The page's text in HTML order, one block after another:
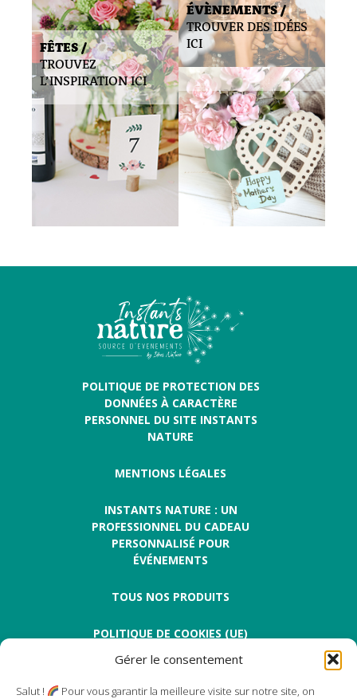
Gérer le consentement
Salut ! Pour vous garantir la meilleure visite sur notre site, on
ÉVÈNEMENTS /
TROUVER DES IDÉES
ICI
FÊTES /
TROUVEZ
L’INSPIRATION ICI
POLITIQUE DE PROTECTION DES
DONNÉES À CARACTÈRE
PERSONNEL DU SITE INSTANTS
NATURE
MENTIONS LÉGALES
INSTANTS NATURE : UN
PROFESSIONNEL DU CADEAU
PERSONNALISÉ POUR
ÉVÉNEMENTS
TOUS NOS PRODUITS
POLITIQUE DE COOKIES (UE)